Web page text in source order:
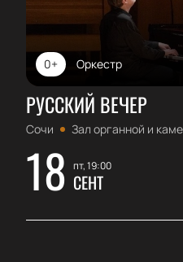
Оркестр
0+
РУССКИЙ ВЕЧЕР
Сочи Зал органной и
18 пт, 19:00
СЕНТ